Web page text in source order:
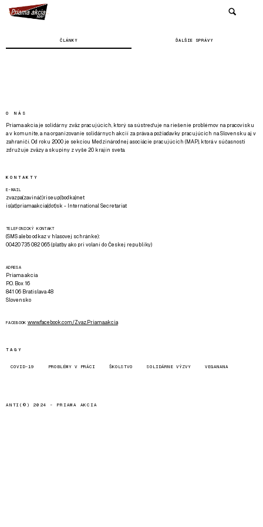
ČLÁNKY ĎALŠIE SPRÁVY
O NÁS
Priama akcia je solidárny zväz pracujúcich, ktorý sa sústreďuje na riešenie problémov na pracovisku
a v komunite, a na organizovanie solidárnych akcií za práva a požiadavky pracujúcich na Slovensku aj v
zahraničí. Od roku 2000 je sekciou Medzinárodnej asociácie pracujúcich (MAP), ktorá v súčasnosti
združuje zväzy a skupiny z vyše 20 krajín sveta.
KONTAKTY
E-MAIL
zvazpa(zavináč)riseup(bodka)net
is(at)priamaakcia(dot)sk - International Secretariat
TELEFONICKÝ KONTAKT
(SMS alebo odkaz v hlasovej schránke):
00420 735 082 065 (platby ako pri volaní do Českej republiky)
ADRESA
Priama akcia
P.O. Box 16
841 06 Bratislava 48
Slovensko
FACEBOOK www.facebook.com/Zvaz.Priama.akcia
TAGY
COVID-19 PROBLÉMY V PRÁCI ŠKOLSTVO SOLIDÁRNE VÝZVY VEGANANA
ANTI(©) 2024 - PRIAMA AKCIA